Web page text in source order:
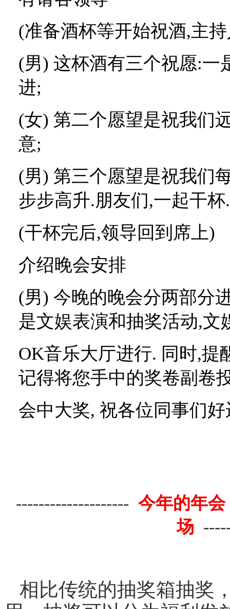
(准备酒杯等开始祝酒,主
(男) 这杯酒有三个祝愿:一
进;
(女) 第二个愿望是祝我们
意;
(男) 第三个愿望是祝我们
步步高升.朋友们,一起干杯.
(干杯完后,领导回到席上)
介绍晚会安排
(男) 今晚的晚会分两部分
是文娱表演和抽奖活动,文
OK音乐大厅进行. 同时,提
记得将您手中的奖卷副卷
会中大奖, 祝各位同事们好
-------------------- 今年的年
场
相比传统的抽奖箱抽奖